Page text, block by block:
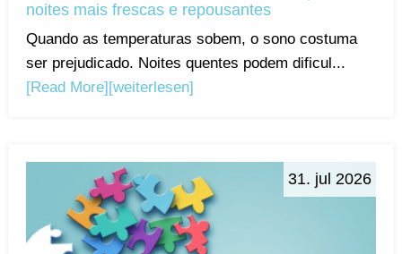
noites mais frescas e repousantes
Quando as temperaturas sobem, o sono costuma
ser prejudicado. Noites quentes podem dificul...
[Read More] [weiterlesen]
31. jul 2026